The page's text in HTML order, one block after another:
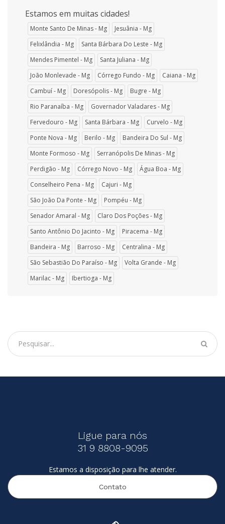
Estamos em muitas cidades!
Monte Santo De Minas - Mg
Jesuânia - Mg
Felixlândia - Mg
Santa Bárbara Do Leste - Mg
Mendes Pimentel - Mg
Santa Juliana - Mg
João Monlevade - Mg
Córrego Fundo - Mg
Caiana - Mg
Cambuí - Mg
Doresópolis - Mg
Bugre - Mg
Rio Paranaíba - Mg
Governador Valadares - Mg
Fervedouro - Mg
Santa Bárbara - Mg
Curvelo - Mg
Ponte Nova - Mg
Berilo - Mg
Bandeira Do Sul - Mg
Monte Formoso - Mg
Serranópolis De Minas - Mg
Perdigão - Mg
Córrego Novo - Mg
Água Boa - Mg
Conselheiro Pena - Mg
Cajuri - Mg
São João Da Ponte - Mg
Pompéu - Mg
Senador Amaral - Mg
Claro Dos Poções - Mg
Santo Antônio Do Jacinto - Mg
Piracema - Mg
Bandeira - Mg
Barroso - Mg
Centralina - Mg
São Sebastião Do Paraíso - Mg
Volta Grande - Mg
Marilac - Mg
Ibertioga - Mg
Ligue para nós
31 9 8808-9095
Estamos a disposição para lhe atender.
Contato